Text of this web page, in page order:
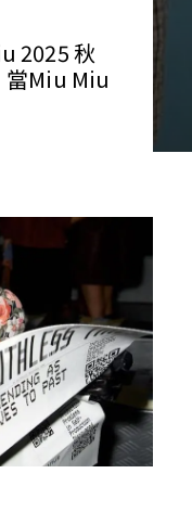
2025 秋
當Miu Miu